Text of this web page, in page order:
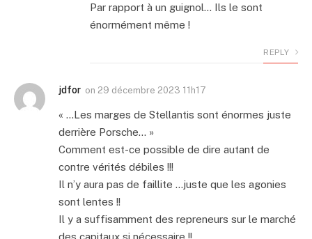
Par rapport à un guignol… Ils le sont
énormément même !
REPLY
jdfor on 29 décembre 2023 11h17
« …Les marges de Stellantis sont énormes juste
derrière Porsche… »
Comment est-ce possible de dire autant de
contre vérités débiles !!!
Il n’y aura pas de faillite …juste que les agonies
sont lentes !!
Il y a suffisamment des repreneurs sur le marché
des capitaux si nécessaire !!